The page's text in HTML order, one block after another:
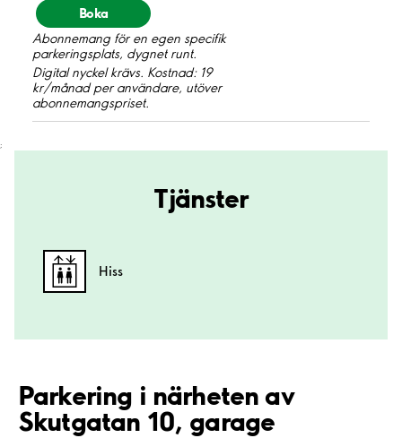
Boka
Abonnemang för en egen specifik
parkeringsplats, dygnet runt.
Digital nyckel krävs. Kostnad: 19
kr/månad per användare, utöver
abonnemangspriset.
;
Tjänster
Hiss
Parkering i närheten av
Skutgatan 10, garage